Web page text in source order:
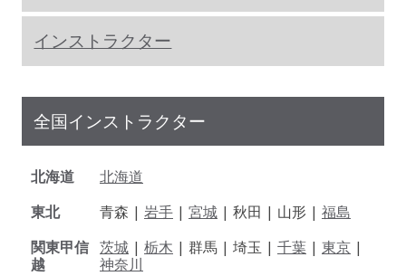
インストラクター
全国インストラクター
北海道
北海道
東北
青森 | 岩手 | 宮城 | 秋田 | 山形 | 福島
関東甲信
越
茨城 | 栃木 | 群馬 | 埼玉 | 千葉 | 東京 |
神奈川